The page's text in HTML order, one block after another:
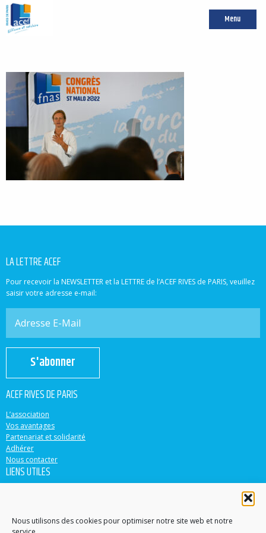
Nous utilisons des cookies pour optimiser notre site web et notre
Menu
LA LETTRE ACEF
Pour recevoir la NEWSLETTER et la LETTRE de l’ACEF RIVES de PARIS, veuillez
saisir votre adresse e-mail:
S'abonner
ACEF RIVES DE PARIS
L’association
Vos avantages
Partenariat et solidarité
Adhérer
Nous contacter
LIENS UTILES